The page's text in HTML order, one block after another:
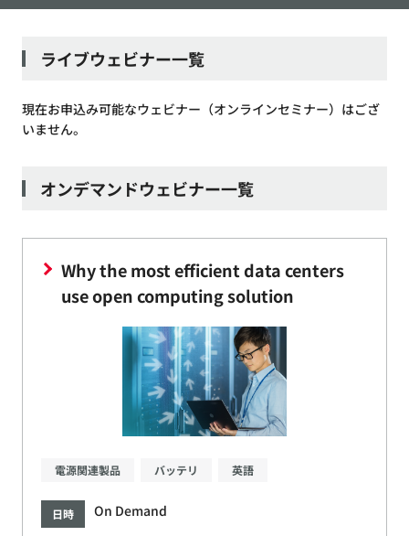
ライブウェビナー一覧
現在お申込み可能なウェビナー（オンラインセミナー）はござ
いません。
オンデマンドウェビナー一覧
Why the most efficient data centers
use open computing solution
電源関連製品 バッテリ 英語
日時 On Demand